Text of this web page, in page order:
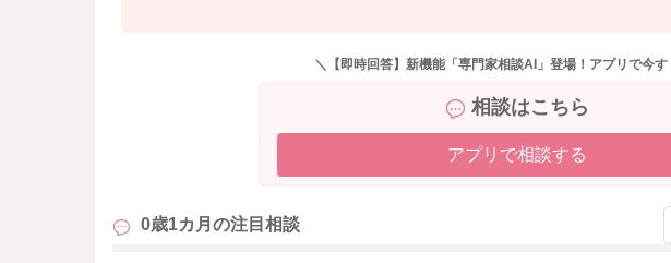
よろしくお願いします🙇‍♂️＼【即時回答】新機能「専門家相談AI」登場！アプリで今す
相談はこちら
アプリで相談する
0歳1カ月の注目相談